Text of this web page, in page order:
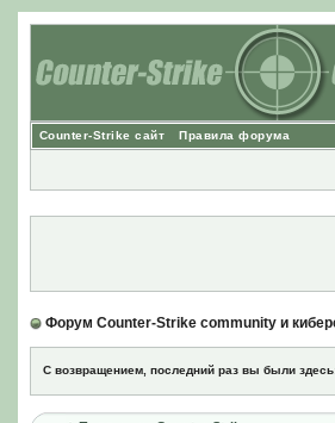
Counter-Strike сайт Правила форума
Форум Counter-Strike community и
С возвращением, последний раз вы были